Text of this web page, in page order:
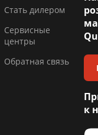
Стать дилером
Сервисные
центры
Обратная связь
к